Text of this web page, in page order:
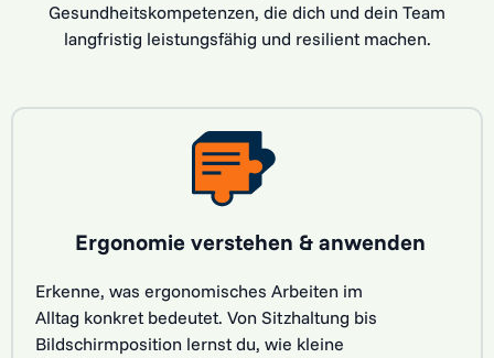
Gesundheitskompetenzen, die dich und dein Team
langfristig leistungsfähig und resilient machen.
Ergonomie verstehen & anwenden
Erkenne, was ergonomisches Arbeiten im
Alltag konkret bedeutet. Von Sitzhaltung bis
Bildschirmposition lernst du, wie kleine